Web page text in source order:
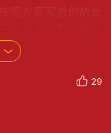
力已经东移黎川，
、黎川推进，进入
，敌人还以为是红
29